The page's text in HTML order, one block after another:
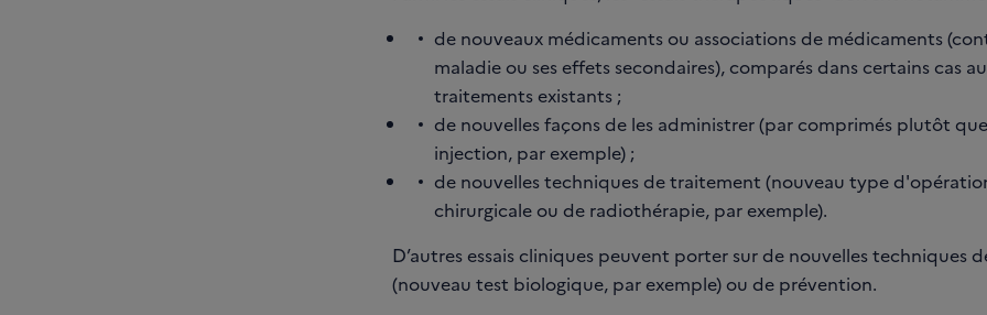
de nouveaux médicaments ou associations de médicaments
maladie ou ses effets secondaires), comparés dans certains cas
traitements existants ;
de nouvelles façons de les administrer (par comprimés plutôt
injection, par exemple) ;
de nouvelles techniques de traitement (nouveau type
chirurgicale ou de radiothérapie, par exemple).
D’autres essais cliniques peuvent porter sur de nouvelles techniques
(nouveau test biologique, par exemple) ou de prévention.